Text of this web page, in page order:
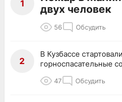
1
двух человек
56 Обсудить
2
В Кузбассе
горноспасательные
47 Обсудить